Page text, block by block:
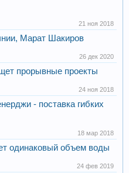
21 ноя 2018
Марат Шакиров
26 дек 2020
прорывные проекты
24 ноя 2018
- поставка гибких
18 мар 2018
одинаковый объем воды
24 фев 2019